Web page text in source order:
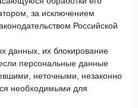
за исключением
Российской
данных, их блокирование
персональные данные
неточными, незаконно
необходимыми для